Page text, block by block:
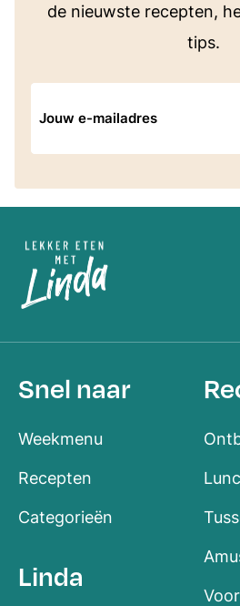
de nieuwste recepten,
tips.
mailadres
Snel naar
Weekmenu
Recepten
Categorieën
Linda